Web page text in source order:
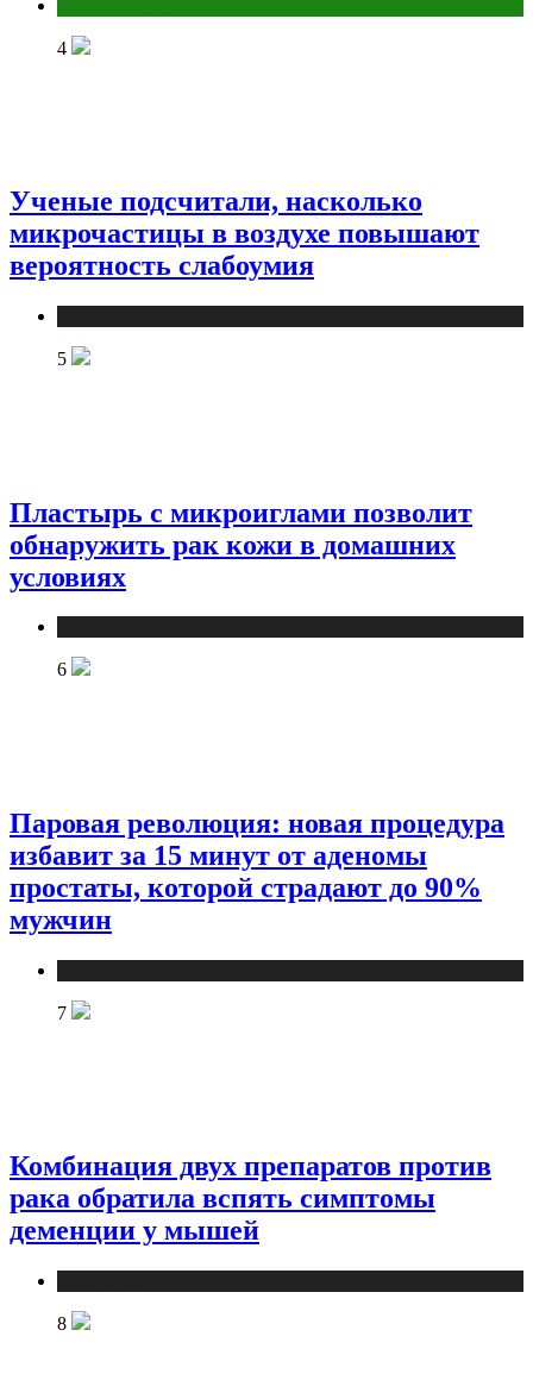
4
Ученые подсчитали, насколько
микрочастицы в воздухе повышают
вероятность слабоумия
5
Пластырь с микроиглами позволит
обнаружить рак кожи в домашних
условиях
6
Паровая революция: новая процедура
избавит за 15 минут от аденомы
простаты, которой страдают до 90%
мужчин
7
Комбинация двух препаратов против
рака обратила вспять симптомы
деменции у мышей
8